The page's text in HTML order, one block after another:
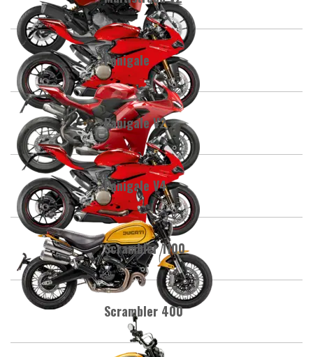
Panigale
Panigale V2
Panigale V4
Scrambler 1100
Scrambler 400